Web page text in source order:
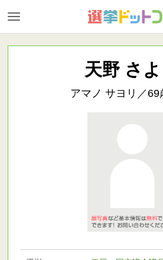
天野 さよ
アマノ サヨリ／69